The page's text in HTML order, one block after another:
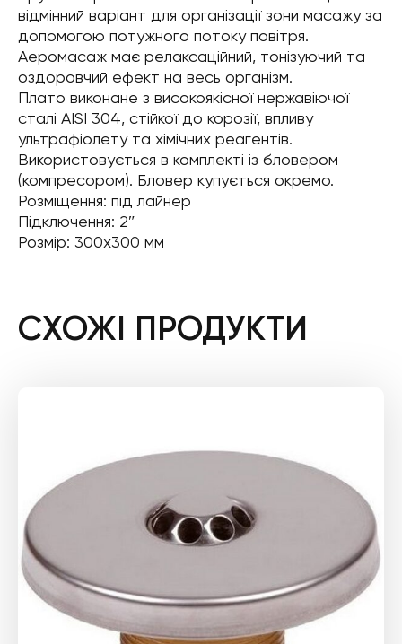
відмінний варіант для організації зони масажу за
допомогою потужного потоку повітря.
Аеромасаж має релаксаційний, тонізуючий та
оздоровчий ефект на весь організм.
Плато виконане з високоякісної нержавіючої
сталі AISI 304, стійкої до корозії, впливу
ультрафіолету та хімічних реагентів.
Використовується в комплекті із бловером
(компресором). Бловер купується окремо.
Розміщення: під лайнер
Підключення: 2″
Розмір: 300х300 мм
СХОЖІ ПРОДУКТИ